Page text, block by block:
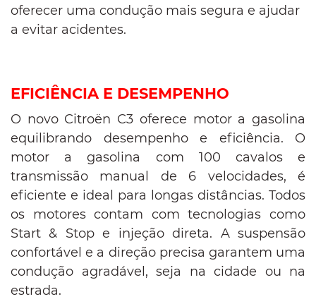
oferecer uma condução mais segura e ajudar
a evitar acidentes.
EFICIÊNCIA E DESEMPENHO
O novo Citroën C3 oferece motor a gasolina
equilibrando desempenho e eficiência. O
motor a gasolina com 100 cavalos e
transmissão manual de 6 velocidades, é
eficiente e ideal para longas distâncias. Todos
os motores contam com tecnologias como
Start & Stop e injeção direta. A suspensão
confortável e a direção precisa garantem uma
condução agradável, seja na cidade ou na
estrada.